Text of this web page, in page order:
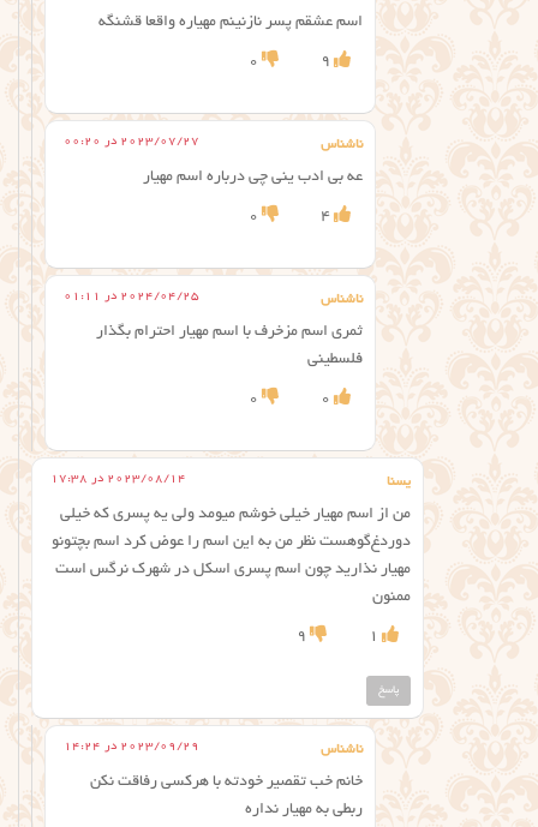
اسم عشقم پسر نازنینم مهیاره واقعا قشنگه
9
0
ناشناس 2023/07/27 در 00:20
عه بی ادب ینی چی درباره اسم مهیار
4
0
ناشناس 2024/04/25 در 01:11
ثمری اسم مزخرف با اسم مهیار احترام بگذار
فلسطینی
0
0
یسنا 2023/08/14 در 17:38
من از اسم مهیار خیلی خوشم میومد ولی یه پسری که خیلی
دوردغ‌گو‌هست ‌نظر من به این اسم را عوض کرد اسم بچتونو
مهیار نذارید چون اسم پسری اسکل در شهرک نرگس است
ممنون
1
9
پاسخ
ناشناس 2023/09/29 در 14:24
خانم خب تقصیر خودته با هرکسی رفاقت نکن
ربطی به مهیار نداره